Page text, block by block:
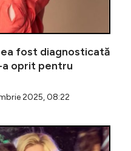
fost diagnosticată
a oprit pentru
2025, 08:22
Andi